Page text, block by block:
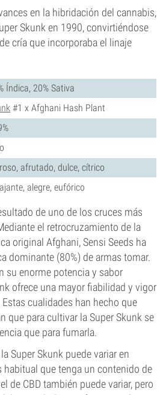
en la hibridación del cannabis,
Skunk en 1990, convirtiéndose
cría que incorporaba el linaje
Índica, 20% Sativa
#1 x Afghani Hash Plant
afrutado, dulce, cítrico
alegre, eufórico
de uno de los cruces más
el retrocruzamiento de la
original Afghani, Sensi Seeds ha
dominante (80%) de armas tomar.
su enorme potencia y sabor
ofrece una mayor fiabilidad y vigor
cualidades han hecho que
que para cultivar la Super Skunk se
que para fumarla.
Super Skunk puede variar en
habitual que tenga un contenido de
de CBD también puede variar, pero